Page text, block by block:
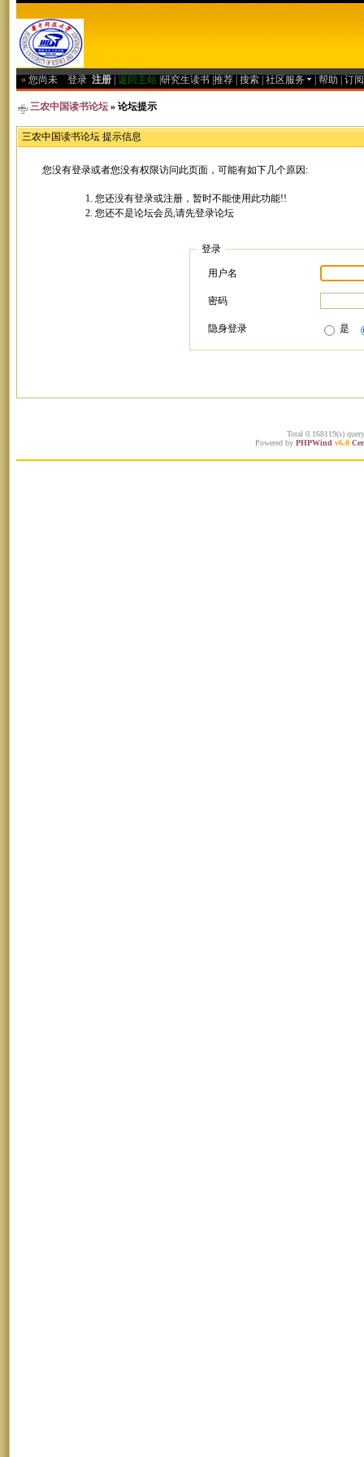
» 您尚未 登录 注册 返回主站 研究生读书 推荐 搜索 社区服务 帮助 订
三农中国读书论坛 » 论坛提示
三农中国读书论坛 提示信息
您没有登录或者您没有权限访问此页面，可能有如下几个原因:
您还没有登录或注册，暂时不能使用此功能!!
您还不是论坛会员,请先登录论坛
登录
用户名
密码
隐身登录 是
Total 0.168119(s)
Powered by PHPWind v6.0